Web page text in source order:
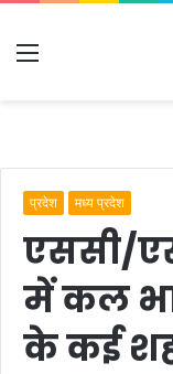
Menu
प्रदेश मध्य प्रदेश
एससी/
में कल
के कई